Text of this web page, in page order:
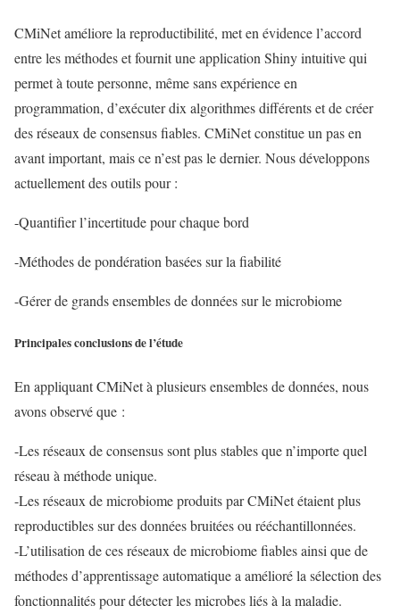
CMiNet améliore la reproductibilité, met en évidence l’accord
entre les méthodes et fournit une application Shiny intuitive qui
permet à toute personne, même sans expérience en
programmation, d’exécuter dix algorithmes différents et de créer
des réseaux de consensus fiables. CMiNet constitue un pas en
avant important, mais ce n’est pas le dernier. Nous développons
actuellement des outils pour :
-Quantifier l’incertitude pour chaque bord
-Méthodes de pondération basées sur la fiabilité
-Gérer de grands ensembles de données sur le microbiome
Principales conclusions de l’étude
En appliquant CMiNet à plusieurs ensembles de données, nous
avons observé que :
-Les réseaux de consensus sont plus stables que n’importe quel
réseau à méthode unique.
-Les réseaux de microbiome produits par CMiNet étaient plus
reproductibles sur des données bruitées ou rééchantillonnées.
-L’utilisation de ces réseaux de microbiome fiables ainsi que de
méthodes d’apprentissage automatique a amélioré la sélection des
fonctionnalités pour détecter les microbes liés à la maladie.